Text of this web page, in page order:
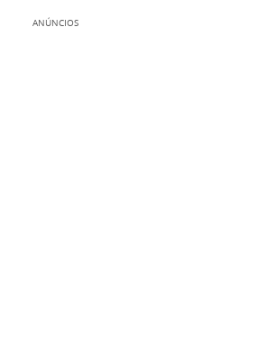
ANÚNCIOS